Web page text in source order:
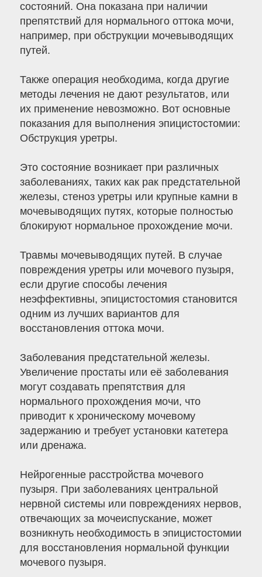
состояний. Она показана при наличии
препятствий для нормального оттока мочи,
например, при обструкции мочевыводящих
путей.
Также операция необходима, когда другие
методы лечения не дают результатов, или
их применение невозможно. Вот основные
показания для выполнения эпицистостомии:
Обструкция уретры.
Это состояние возникает при различных
заболеваниях, таких как рак предстательной
железы, стеноз уретры или крупные камни в
мочевыводящих путях, которые полностью
блокируют нормальное прохождение мочи.
Травмы мочевыводящих путей. В случае
повреждения уретры или мочевого пузыря,
если другие способы лечения
неэффективны, эпицистостомия становится
одним из лучших вариантов для
восстановления оттока мочи.
Заболевания предстательной железы.
Увеличение простаты или её заболевания
могут создавать препятствия для
нормального прохождения мочи, что
приводит к хроническому мочевому
задержанию и требует установки катетера
или дренажа.
Нейрогенные расстройства мочевого
пузыря. При заболеваниях центральной
нервной системы или повреждениях нервов,
отвечающих за мочеиспускание, может
возникнуть необходимость в эпицистостомии
для восстановления нормальной функции
мочевого пузыря.